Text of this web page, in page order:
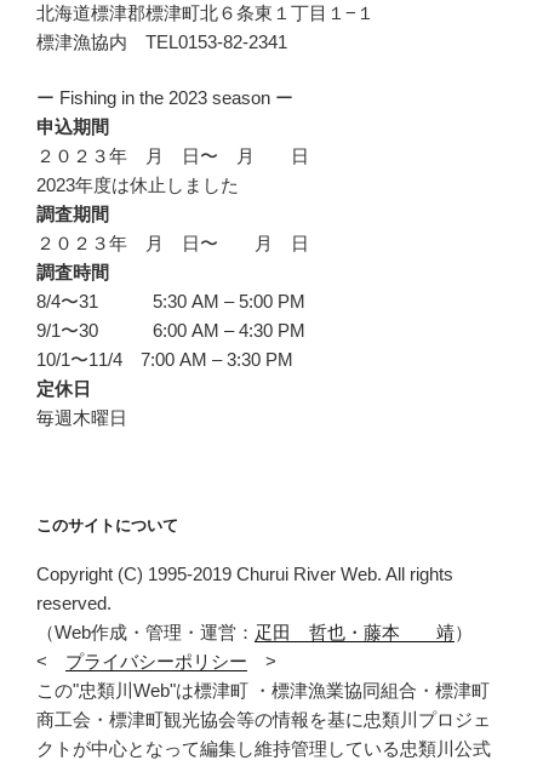
北海道標津郡標津町北６条東１丁目１−１
標津漁協内 TEL0153-82-2341
ー Fishing in the 2023 season ー
申込期間
２０２３年 月 日〜 月 日
2023年度は休止しました
調査期間
２０２３年 月 日〜 月 日
調査時間
8/4〜31 5:30 AM – 5:00 PM
9/1〜30 6:00 AM – 4:30 PM
10/1〜11/4 7:00 AM – 3:30 PM
定休日
毎週木曜日
このサイトについて
Copyright (C) 1995-2019 Churui River Web. All rights
reserved.
（Web作成・管理・運営： 疋田 哲也・藤本 靖）
< プライバシーポリシー >
この"忠類川Web"は標津町 ・標津漁業協同組合・標津町
商工会・標津町観光協会等の情報を基に忠類川プロジェ
クトが中心となって編集し維持管理している忠類川公式